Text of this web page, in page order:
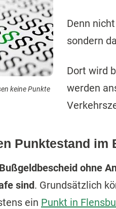
keine Punkte
Denn
sondern
Dort wird
werden
Punktestand im
Bußgeldbescheid ohne
sind. Grundsätzlich
ein Punkt in